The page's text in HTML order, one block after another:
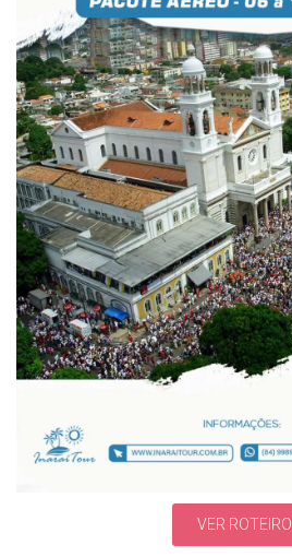
VER ROTEIRO